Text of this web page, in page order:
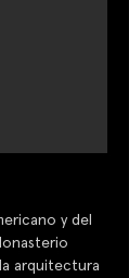
y del
arquitectura